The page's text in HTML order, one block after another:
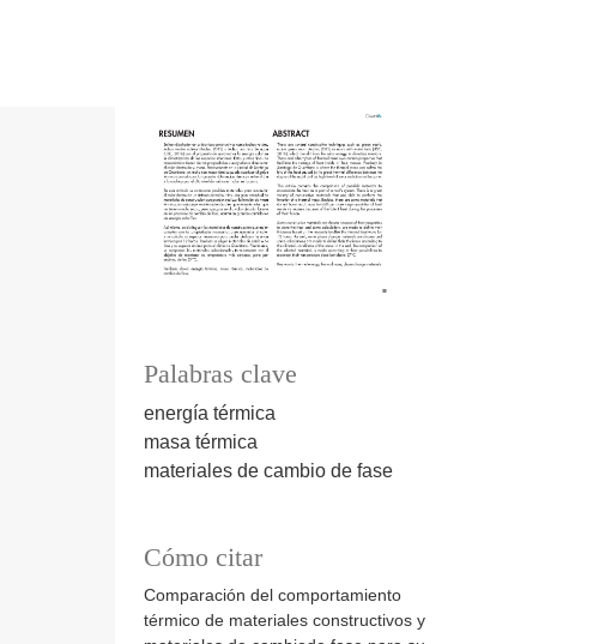
Palabras clave
energía térmica
masa térmica
materiales de cambio de fase
Cómo citar
Comparación del comportamiento
térmico de materiales constructivos y